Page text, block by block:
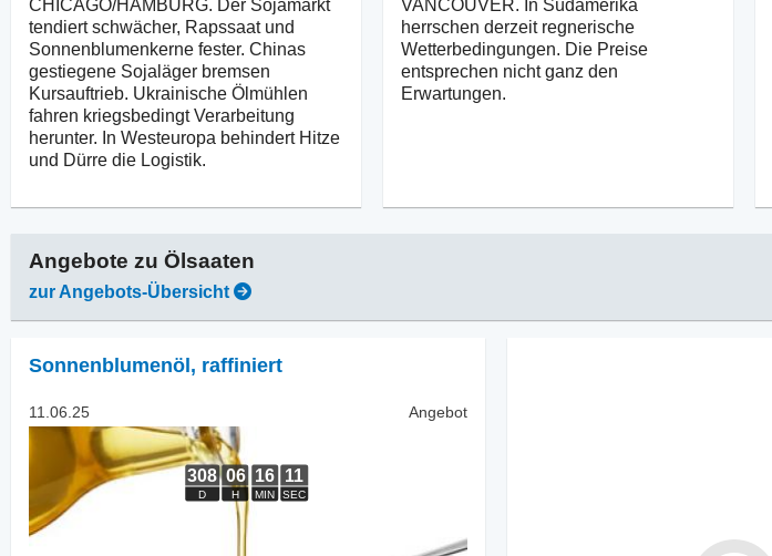
CHICAGO/HAMBURG. Der Sojamarkt
tendiert schwächer, Rapssaat und
Sonnenblumenkerne fester. Chinas
gestiegene Sojaläger bremsen
Kursauftrieb. Ukrainische Ölmühlen
fahren kriegsbedingt Verarbeitung
herunter. In Westeuropa behindert Hitze
und Dürre die Logistik.
VANCOUVER. In Südamerika
herrschen derzeit regnerische
Wetterbedingungen. Die Preise
entsprechen nicht ganz den
Erwartungen.
Angebote zu Ölsaaten
zur Angebots-Übersicht
Sonnenblumenöl, raffiniert
11.06.25 Angebot